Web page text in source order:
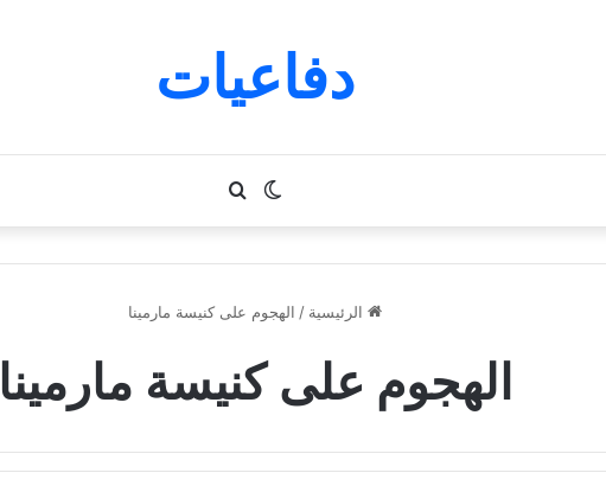
دفاعيات
بحث
عن
الوضع
المظلم
الرئيسية / الهجوم على كنيسة مارمينا
الهجوم على كنيسة مارمينا